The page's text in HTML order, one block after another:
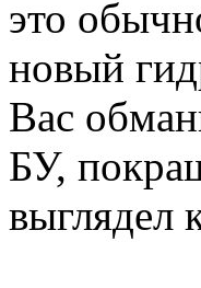
это
новый
Вас
БУ,
выглядел